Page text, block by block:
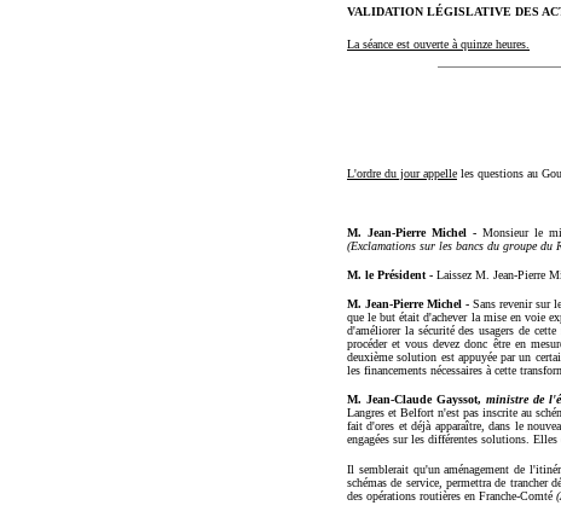
VALIDATION LÉGISLATIVE DES
La séance est ouverte à quinze heures.
L'ordre du jour appelle les questions au
M. Jean-Pierre Michel -Monsieur le
(Exclamations sur les bancs du groupe
M. le Président - Laissez M. Jean-Pierre
M. Jean-Pierre Michel -Sans revenir sur
que le but était d'achever la mise en voie
d'améliorer la sécurité des usagers de
procéder et vous devez donc être en
deuxième solution est appuyée par un
les financements nécessaires à cette
M. Jean-Claude Gayssot, ministre de
Langres et Belfort n'est pas inscrite au
fait d'ores et déjà apparaître, dans le
engagées sur les différentes solutions.
Il semblerait qu'un aménagement de
schémas de service, permettra de
des opérations routières en Franche-Comté